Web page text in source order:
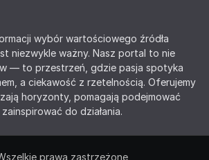
wybór wartościowego źródła
niezwykle ważny. Nasz portal to nie
— to przestrzeń, gdzie pasja spotyka
a ciekawość z rzetelnością. Oferujemy
horyzonty, pomagają podejmować
do działania.
prawa zastrzeżone